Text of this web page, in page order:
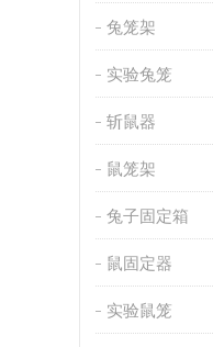
兔笼架
实验兔笼
斩鼠器
鼠笼架
兔子固定箱
鼠固定器
实验鼠笼